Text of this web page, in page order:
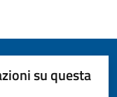
su questa